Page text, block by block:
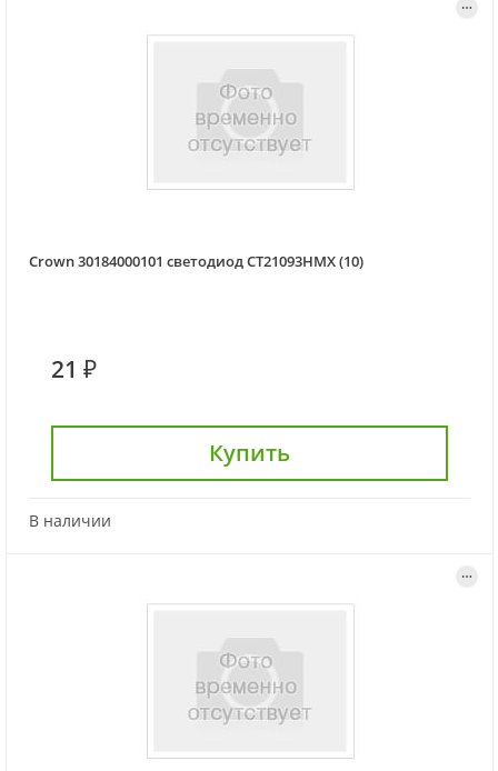
Crown 30184000101 светодиод CT21093HMX (10)
21 ₽
Купить
В наличии